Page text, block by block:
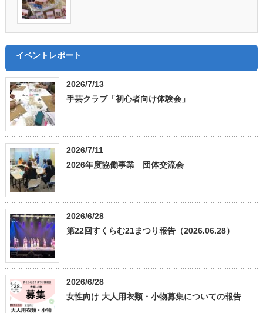
イベントレポート
2026/7/13
手芸クラブ「初心者向け体験会」
2026/7/11
2026年度協働事業 団体交流会
2026/6/28
第22回すくらむ21まつり報告（2026.06.28）
2026/6/28
女性向け 大人用衣類・小物募集についての報告